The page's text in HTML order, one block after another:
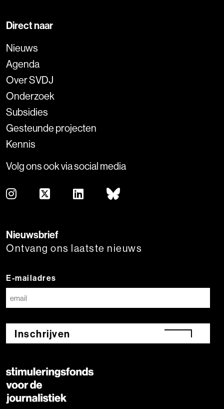
Direct naar
Nieuws
Agenda
Over SVDJ
Onderzoek
Subsidies
Gesteunde projecten
Kennis
Volg ons ook via social media
Nieuwsbrief
Ontvang ons laatste nieuws
E-mailadres
Inschrijven